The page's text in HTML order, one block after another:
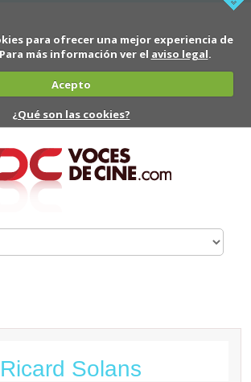
para ofrecer una mejor experiencia de
más información ver el aviso legal.
Acepto
¿Qué son las cookies?
Ricard Solans